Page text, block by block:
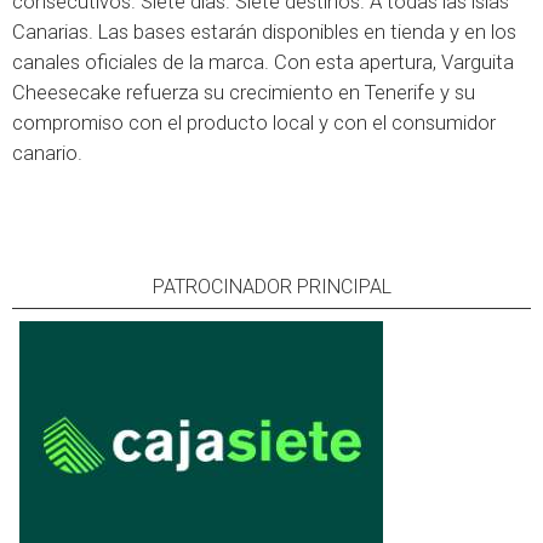
Canarias. Las bases estarán disponibles en tienda y en los
canales oficiales de la marca. Con esta apertura, Varguita
Cheesecake refuerza su crecimiento en Tenerife y su
compromiso con el producto local y con el consumidor
canario.
PATROCINADOR PRINCIPAL